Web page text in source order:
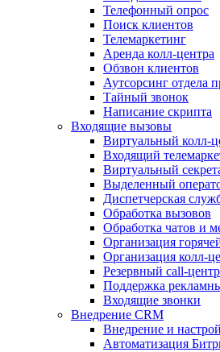
Телефонный опрос
Поиск клиентов
Телемаркетинг
Аренда колл-центра
Обзвон клиентов
Аутсорсинг отдела
Тайный звонок
Написание скрипта
Входящие вызовы
Виртуальный
Входящий
Виртуальный
Выделенный
Диспетчерская
Обработка вызовов
Обработка чатов и
Организация
Организация
Резервный call‑центр
Поддержка
Входящие звонки
Внедрение CRM
Внедрение и
Автоматизация